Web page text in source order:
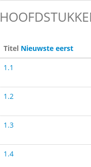
Titel Nieuwste eerst
1.1
1.2
1.3
1.4